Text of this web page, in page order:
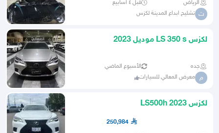
الرياض قبل ٤ أسابيع
ت تشليح ابداع المدينة لكزس
لكزس LS 350 s موديل 2023
جده الأسبوع الماضي
م معرض المعالي للسيارات
لكزس LS500h 2023
250,984